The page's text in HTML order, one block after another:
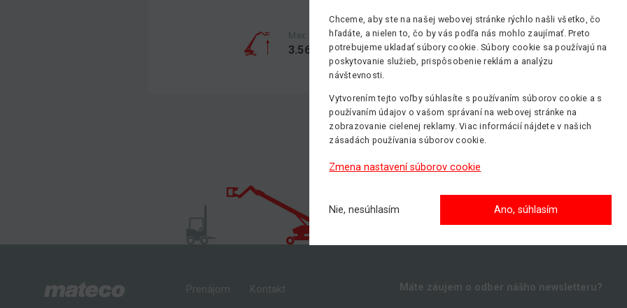
Max. výška zdvihu
3.56 m
Min. nosnosť
159 kg
Pohon
Prenájom Kontakt Máte záujem o odber nášho newsletteru?
Chceme, aby ste na našej webovej stránke rýchlo našli všetko, čo
hľadáte, a nielen to, čo by vás podľa nás mohlo zaujímať. Preto
potrebujeme ukladať súbory cookie. Súbory cookie sa používajú na
poskytovanie služieb, prispôsobenie reklám a analýzu
návštevnosti.
Vytvorením tejto voľby súhlasíte s používaním súborov cookie a s
používaním údajov o vašom správaní na webovej stránke na
zobrazovanie cielenej reklamy. Viac informácií nájdete v našich
zásadách používania súborov cookie.
Zmena nastavení súborov cookie
Nie, nesúhlasím Ano, súhlasím